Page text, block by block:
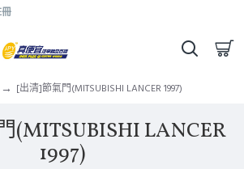
[出清]節氣門(MITSUBISHI LANCER 1997)
(MITSUBISHI LANCER
1997)